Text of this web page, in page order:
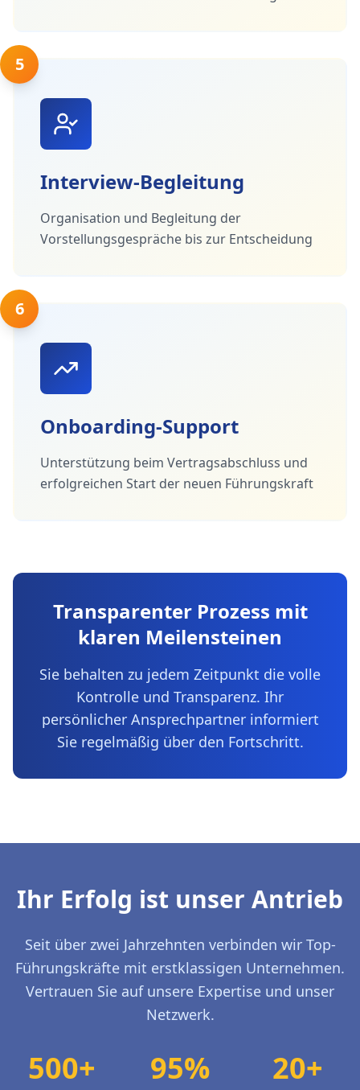
5
Interview-Begleitung
Organisation und Begleitung der
Vorstellungsgespräche bis zur Entscheidung
6
Onboarding-Support
Unterstützung beim Vertragsabschluss und
erfolgreichen Start der neuen Führungskraft
Transparenter Prozess mit
klaren Meilensteinen
Sie behalten zu jedem Zeitpunkt die volle
Kontrolle und Transparenz. Ihr
persönlicher Ansprechpartner informiert
Sie regelmäßig über den Fortschritt.
Ihr Erfolg ist unser Antrieb
Seit über zwei Jahrzehnten verbinden wir Top-
Führungskräfte mit erstklassigen Unternehmen.
Vertrauen Sie auf unsere Expertise und unser
Netzwerk.
500+ 95% 20+